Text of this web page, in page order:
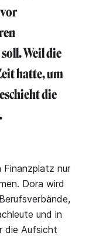
Weil die
hatte, um
die
Finanzplatz nur
Dora wird
und in
die Aufsicht